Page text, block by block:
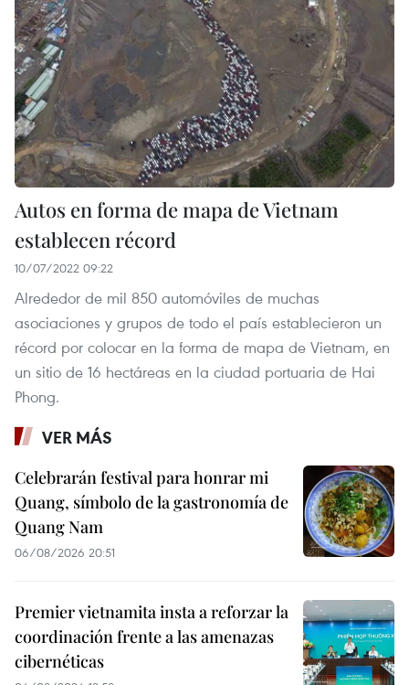
Autos en forma de mapa de Vietnam
establecen récord
10/07/2022 09:22
Alrededor de mil 850 automóviles de muchas
asociaciones y grupos de todo el país establecieron un
récord por colocar en la forma de mapa de Vietnam, en
un sitio de 16 hectáreas en la ciudad portuaria de Hai
Phong.
VER MÁS
Celebrarán festival para honrar mi
Quang, símbolo de la gastronomía de
Quang Nam
06/08/2026 20:51
Premier vietnamita insta a reforzar la
coordinación frente a las amenazas
cibernéticas